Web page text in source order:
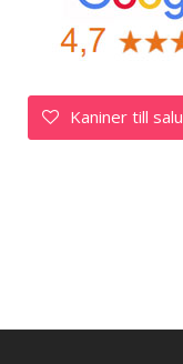
Kaniner till salu